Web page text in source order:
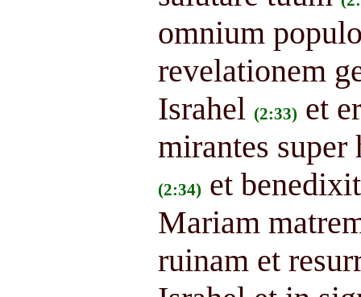
omnium
revelationem
Israhel (2:33) et
mirantes
(2:34) et
Mariam
ruinam et